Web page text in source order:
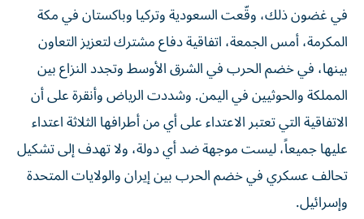
في غضون ذلك، وقّعت السعودية وتركيا وباكستان في مكة
المكرمة، أمس الجمعة، اتفاقية دفاع مشترك لتعزيز التعاون
بينها، في خضم الحرب في الشرق الأوسط وتجدد النزاع بين
المملكة والحوثيين في اليمن. وشددت الرياض وأنقرة على أن
الاتفاقية التي تعتبر الاعتداء على أي من أطرافها الثلاثة اعتداء
عليها جميعاً، ليست موجهة ضد أي دولة، ولا تهدف إلى تشكيل
تحالف عسكري في خضم الحرب بين إيران والولايات المتحدة
وإسرائيل.